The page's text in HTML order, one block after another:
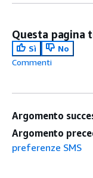
Questa pagina
Sì
No
Commenti
Argomento
Argomento
preferenze SMS